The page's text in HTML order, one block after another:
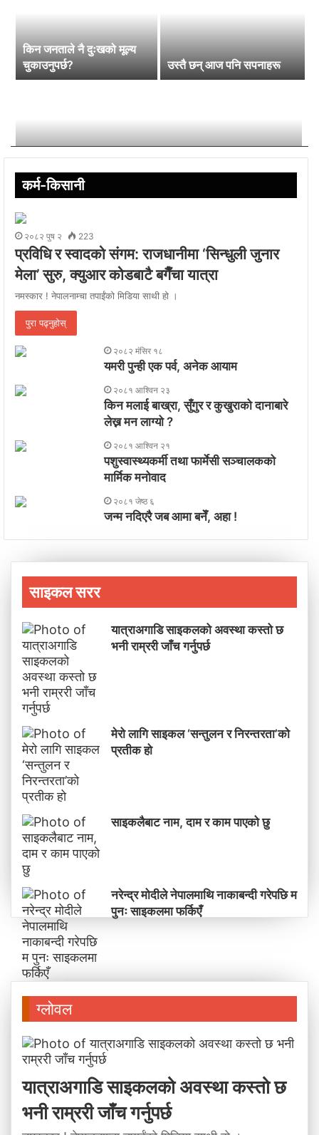
किन जनताले नै दुःखको मूल्य
चुकाउनुपर्छ?
उस्तै छन् आज पनि सपनाहरू
क्षितिजजस्तै तिमी
कर्म-किसानी
२०८२ पुष २ 223
प्रविधि र स्वादको संगम: राजधानीमा ‘सिन्धुली जुनार
मेला’ सुरु, क्युआर कोडबाटै बगैँचा यात्रा
नमस्कार ! नेपालनाम्चा तपाईंको मिडिया साथी हो ।
पुरा पढ्नुहोस्
२०८२ मंसिर १८
यमरी पुन्ही एक पर्व, अनेक आयाम
२०८१ आश्विन २३
किन मलाई बाख्रा, सुँगुर र कुखुराको दानाबारे
लेख्न मन लाग्यो ?
२०८१ आश्विन २१
पशुस्वास्थ्यकर्मी तथा फार्मेसी सञ्चालकको
मार्मिक मनोवाद
२०८१ जेष्ठ ६
जन्म नदिएरै जब आमा बनेँ, अहा !
साइकल सरर
यात्राअगाडि साइकलको अवस्था कस्तो छ
भनी राम्ररी जाँच गर्नुपर्छ
मेरो लागि साइकल ‘सन्तुलन र निरन्तरता’को
प्रतीक हो
साइकलैबाट नाम, दाम र काम पाएको छु
नरेन्द्र मोदीले नेपालमाथि नाकाबन्दी गरेपछि म
पुनः साइकलमा फर्किएँ
ग्लोवल
यात्राअगाडि साइकलको अवस्था कस्तो छ
भनी राम्ररी जाँच गर्नुपर्छ